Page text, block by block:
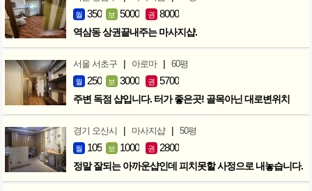
월 350 보 5000 권 8000
역삼동 상권끝내주는 마사지샵.
서울 서초구 | 아로마 | 60평
월 250 보 3000 권 5700
주변 독점 샵입니다. 터가 좋은곳! 골목아닌 대로변위치
경기 오산시 | 마사지샵 | 50평
월 105 보 1000 권 2800
정말 잘되는 아까운샵인데 피치못할 사정으로 내놓습니다.